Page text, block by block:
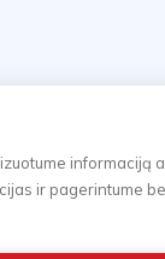
informaciją
ir pagerintume